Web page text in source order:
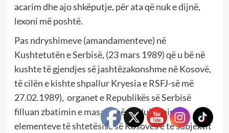
acarim dhe ajo shkëputje, për ata që nuk e dijnë,
lexoni më poshtë.
Pas ndryshimeve (amandamenteve) në
Kushtetutën e Serbisë, (23 mars 1989) që u bë në
kushte të gjendjes së jashtëzakonshme në Kosovë,
të cilën e kishte shpallur Kryesia e RSFJ-së më
27.02.1989), organet e Republikës së Serbisë
filluan zbatimin e masave për reduktimin e
elementeve të shtetësisë së Kosovës e të subjektit